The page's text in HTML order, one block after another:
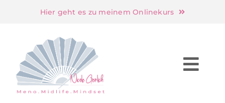
Hier geht es zu meinem Onlinekurs
Startseite